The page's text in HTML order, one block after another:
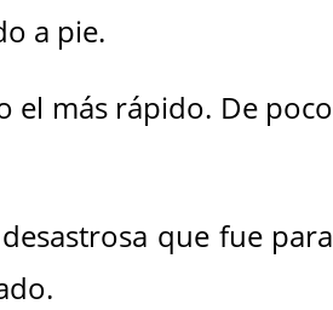
a pie.
el más rápido. De poco
que fue para